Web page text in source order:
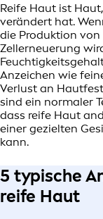
Reife Haut ist
verändert hat.
die Produktion
Zellerneuerung
Anzeichen wie
Verlust an
sind ein normaler
dass reife Haut
einer gezielten
kann.
5 typische
reife Haut